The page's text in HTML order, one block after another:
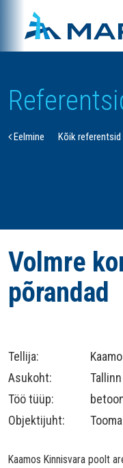
Eelmine Kõik referentsid
Volmre
põrandad
Tellija:
Asukoht:
Tallinn
Töö tüüp:
Objektijuht:
Kaamos Kinnisvara poolt